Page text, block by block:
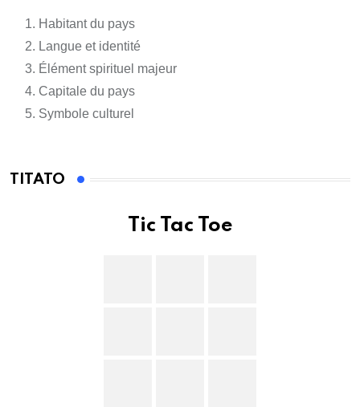
Habitant du pays
Langue et identité
Élément spirituel majeur
Capitale du pays
Symbole culturel
TITATO
Tic Tac Toe